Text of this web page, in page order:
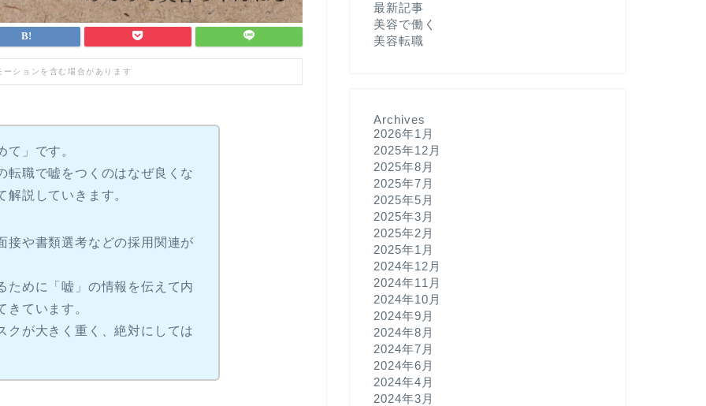
ーションを含む場合があります
て」です。
転職で嘘をつくのはなぜ良くな
解説していきます。
接や書類選考などの採用関連が
ために「嘘」の情報を伝えて内
きています。
クが大きく重く、絶対にしては
最新記事
美容で働く
美容転職
Archives
2026年1月
2025年12月
2025年8月
2025年7月
2025年5月
2025年3月
2025年2月
2025年1月
2024年12月
2024年11月
2024年10月
2024年9月
2024年8月
2024年7月
2024年6月
2024年4月
2024年3月